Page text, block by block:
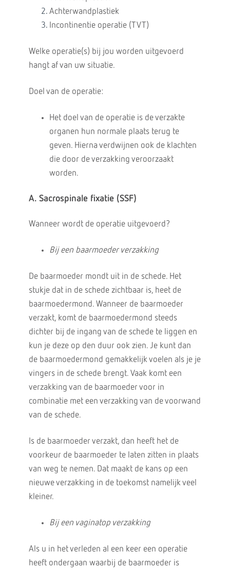
Achterwandplastiek
Incontinentie operatie (TVT)
Welke operatie(s) bij jou worden uitgevoerd
hangt af van uw situatie.
Doel van de operatie:
Het doel van de operatie is de verzakte
organen hun normale plaats terug te
geven. Hierna verdwijnen ook de klachten
die door de verzakking veroorzaakt
worden.
A. Sacrospinale fixatie (SSF)
Wanneer wordt de operatie uitgevoerd?
Bij een baarmoeder verzakking
De baarmoeder mondt uit in de schede. Het
stukje dat in de schede zichtbaar is, heet de
baarmoedermond. Wanneer de baarmoeder
verzakt, komt de baarmoedermond steeds
dichter bij de ingang van de schede te liggen en
kun je deze op den duur ook zien. Je kunt dan
de baarmoedermond gemakkelijk voelen als je je
vingers in de schede brengt. Vaak komt een
verzakking van de baarmoeder voor in
combinatie met een verzakking van de voorwand
van de schede.
Is de baarmoeder verzakt, dan heeft het de
voorkeur de baarmoeder te laten zitten in plaats
van weg te nemen. Dat maakt de kans op een
nieuwe verzakking in de toekomst namelijk veel
kleiner.
Bij een vaginatop verzakking
Als u in het verleden al een keer een operatie
heeft ondergaan waarbij de baarmoeder is